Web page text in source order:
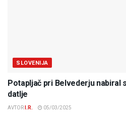
SLOVENIJA
Potapljač pri Belvederju
datlje
AVTOR I.R. 05/03/2025